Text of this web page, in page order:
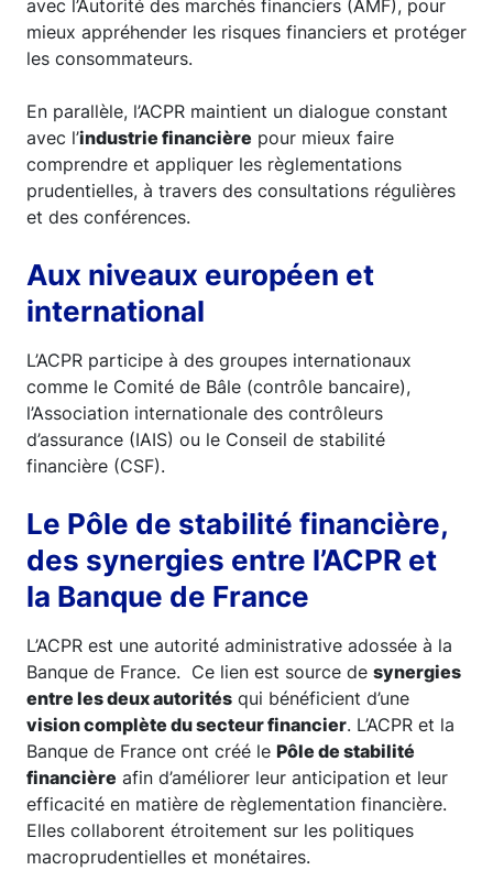
avec l’Autorité des marchés financiers (AMF), pour
mieux appréhender les risques financiers et protéger
les consommateurs.
En parallèle, l’ACPR maintient un dialogue constant
avec l’industrie financière pour mieux faire
comprendre et appliquer les règlementations
prudentielles, à travers des consultations régulières
et des conférences.
Aux niveaux européen et
international
L’ACPR participe à des groupes internationaux
comme le Comité de Bâle (contrôle bancaire),
l’Association internationale des contrôleurs
d’assurance (IAIS) ou le Conseil de stabilité
financière (CSF).
Le Pôle de stabilité financière,
des synergies entre l’ACPR et
la Banque de France
L’ACPR est une autorité administrative adossée à la
Banque de France. Ce lien est source de synergies
entre les deux autorités qui bénéficient d’une
vision complète du secteur financier. L’ACPR et la
Banque de France ont créé le Pôle de stabilité
financière afin d’améliorer leur anticipation et leur
efficacité en matière de règlementation financière.
Elles collaborent étroitement sur les politiques
macroprudentielles et monétaires.